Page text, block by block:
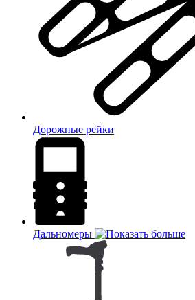
Дорожные рейки
Дальномеры